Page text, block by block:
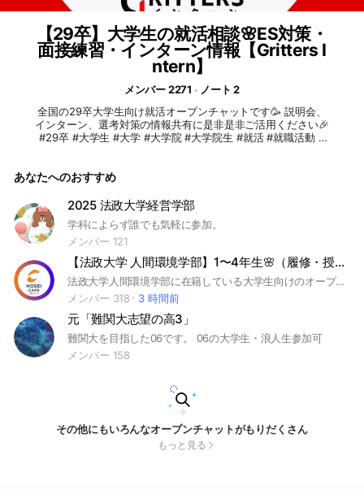
【29卒】大学生の就活相談🌸ES対策・
面接練習・インターン情報【Gritters I
ntern】
メンバー 2271
ノート 2
全国の29卒大学生向け就活オープンチャットです🥳 説明会、
インターン、選考対策の情報共有に是非是非ご活用ください🎉
#29卒 #大学生 #大学 #大学院 #大学院生 #就活 #就職活動 #
前期 #博士 #博士後期 #ES #エントリーシート#グループワー
己PR#webテスト#Webテスト#WEBテスト#SPI #玉手箱#面接
#面接対策 #面接練習
あなたへのおすすめ
2025 法政大学経営学部
学科によらず誰でも気軽に参加。
メンバー 121
【法政大学 人間環境学部】1〜4年生🌸（履修・授業・サークル）｜CAPS
法政大学人間環境学部に在籍している大学生向けのオープンチャットです🥳 授業やサークル、ゼミなどの情報共有に是非是非ご活用ください🎉 #法政大学 #人間環境学部 #大学 #CAMPANION
メンバー 318
3 時間前
元「難関大志望の高3」
難関大を目指した06です。 06の大学生・浪人生参加可
メンバー 158
その他にもいろんなオープンチャットがもりだくさん
もっと見る